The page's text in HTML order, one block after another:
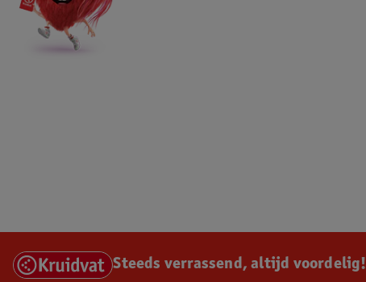
Steeds verrassend, altijd voordelig!